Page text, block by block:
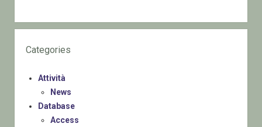
Categories
Attività
News
Database
Access